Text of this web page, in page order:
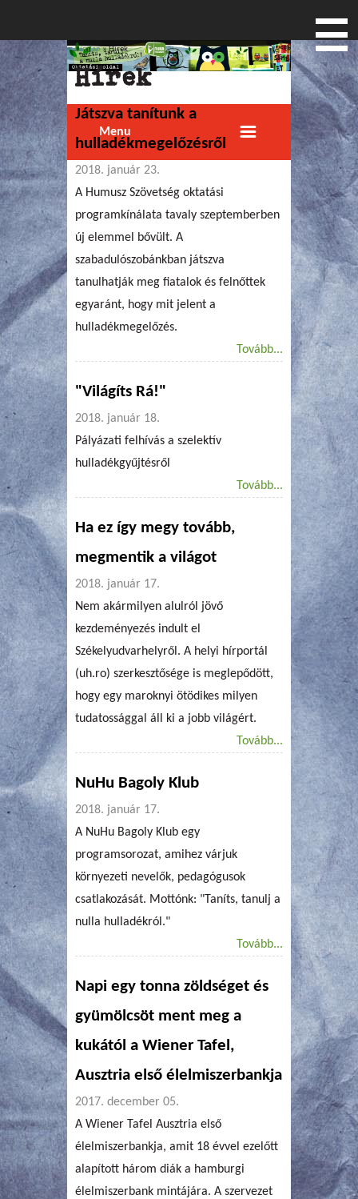
Menu
Jelenlegi hely
Címlap» Hírek
Hírek
Játszva tanítunk a
hulladékmegelőzésről
2018. január 23.
A Humusz Szövetség oktatási
programkínálata tavaly szeptemberben
új elemmel bővült. A
szabadulószobánkban játszva
tanulhatják meg fiatalok és felnőttek
egyaránt, hogy mit jelent a
hulladékmegelőzés.
Tovább...
"Világíts Rá!"
2018. január 18.
Pályázati felhívás a szelektív
hulladékgyűjtésről
Tovább...
Ha ez így megy tovább,
megmentik a világot
2018. január 17.
Nem akármilyen alulról jövő
kezdeményezés indult el
Székelyudvarhelyről. A helyi hírportál
(uh.ro) szerkesztősége is meglepődött,
hogy egy maroknyi ötödikes milyen
tudatossággal áll ki a jobb világért.
Tovább...
NuHu Bagoly Klub
2018. január 17.
A NuHu Bagoly Klub egy
programsorozat, amihez várjuk
környezeti nevelők, pedagógusok
csatlakozását. Mottónk: "Taníts, tanulj a
nulla hulladékról."
Tovább...
Napi egy tonna zöldséget és
gyümölcsöt ment meg a
kukától a Wiener Tafel,
Ausztria első élelmiszerbankja
2017. december 05.
A Wiener Tafel Ausztria első
élelmiszerbankja, amit 18 évvel ezelőtt
alapított három diák a hamburgi
élelmiszerbank mintájára. A szervezet